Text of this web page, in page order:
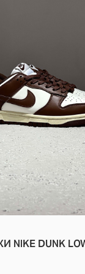
NIKE DUNK